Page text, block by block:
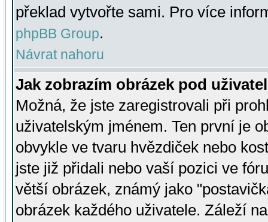
překlad vytvořte sami. Pro více
phpBB Group.
Návrat nahoru
Jak zobrazím obrázek pod
Možná, že jste zaregistrovali při
uživatelským jménem. Ten první je
obvykle ve tvaru hvězdiček nebo
jste již přidali nebo vaší pozici ve
větší obrázek, známý jako
obrázek každého uživatele. Záleží